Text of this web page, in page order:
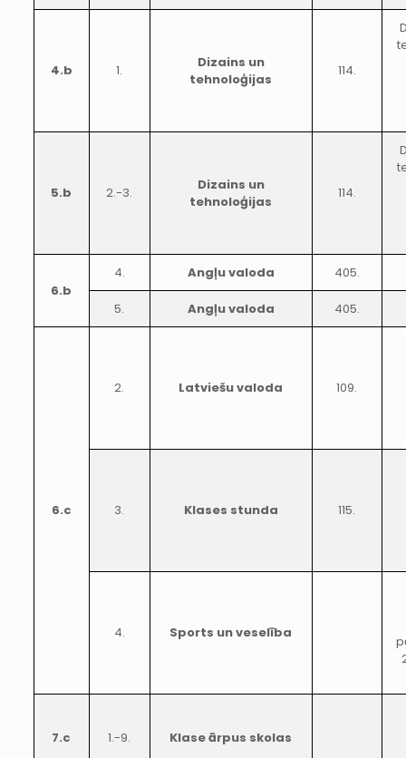
4.b 1.
Dizains un
tehnoloģijas
114.
5.b 2.-3.
Dizains un
tehnoloģijas
114.
6.b
4. Angļu valoda 405.
5. Angļu valoda 405.
6.c
2. Latviešu valoda 109.
3. Klases stunda 115.
4. Sports un veselība
7.c 1.-9. Klase ārpus skolas